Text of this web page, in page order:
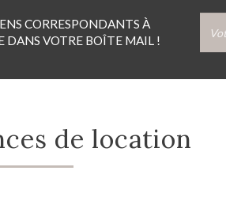
CORRESPONDANTS À
DANS VOTRE BOÎTE MAIL !
de location